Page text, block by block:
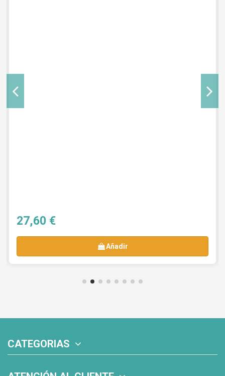
27,60 €
Añadir
CATEGORIAS